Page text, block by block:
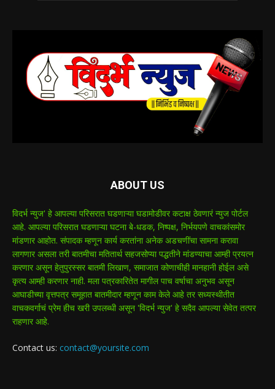
ABOUT US
विदर्भ न्युज' हे आपल्या परिसरात घडणाऱ्या घडामोडीवर कटाक्ष ठेवणारं न्युज पोर्टल
आहे. आपल्या परिसरात घडणाऱ्या घटना बे-धडक, निष्पक्ष, निर्भयपणे वाचकांसमोर
मांडणार आहोत. संपादक म्हणून कार्य करतांना अनेक अडचणींचा सामना करावा
लागणार असला तरी बातमीचा मतितार्थ सहजसोप्या पद्धतीने मांडण्याचा आम्ही प्रयत्न
करणार असून हेतुपुरस्सर बातमी लिखाण, समाजात कोणाचीही मानहानी होईल असे
कृत्य आम्ही करणार नाही. मला पत्रकारितेत मागील पाच वर्षाचा अनुभव असून
आघाडीच्या वृत्तपत्र समूहात बातमीदार म्हणून काम केले आहे तर सध्यस्थीतीत
वाचकवर्गाचं प्रेम हीच खरी उपलब्धी असून 'विदर्भ न्युज' हे सदैव आपल्या सेवेत तत्पर
राहणार आहे.
Contact us: contact@yoursite.com